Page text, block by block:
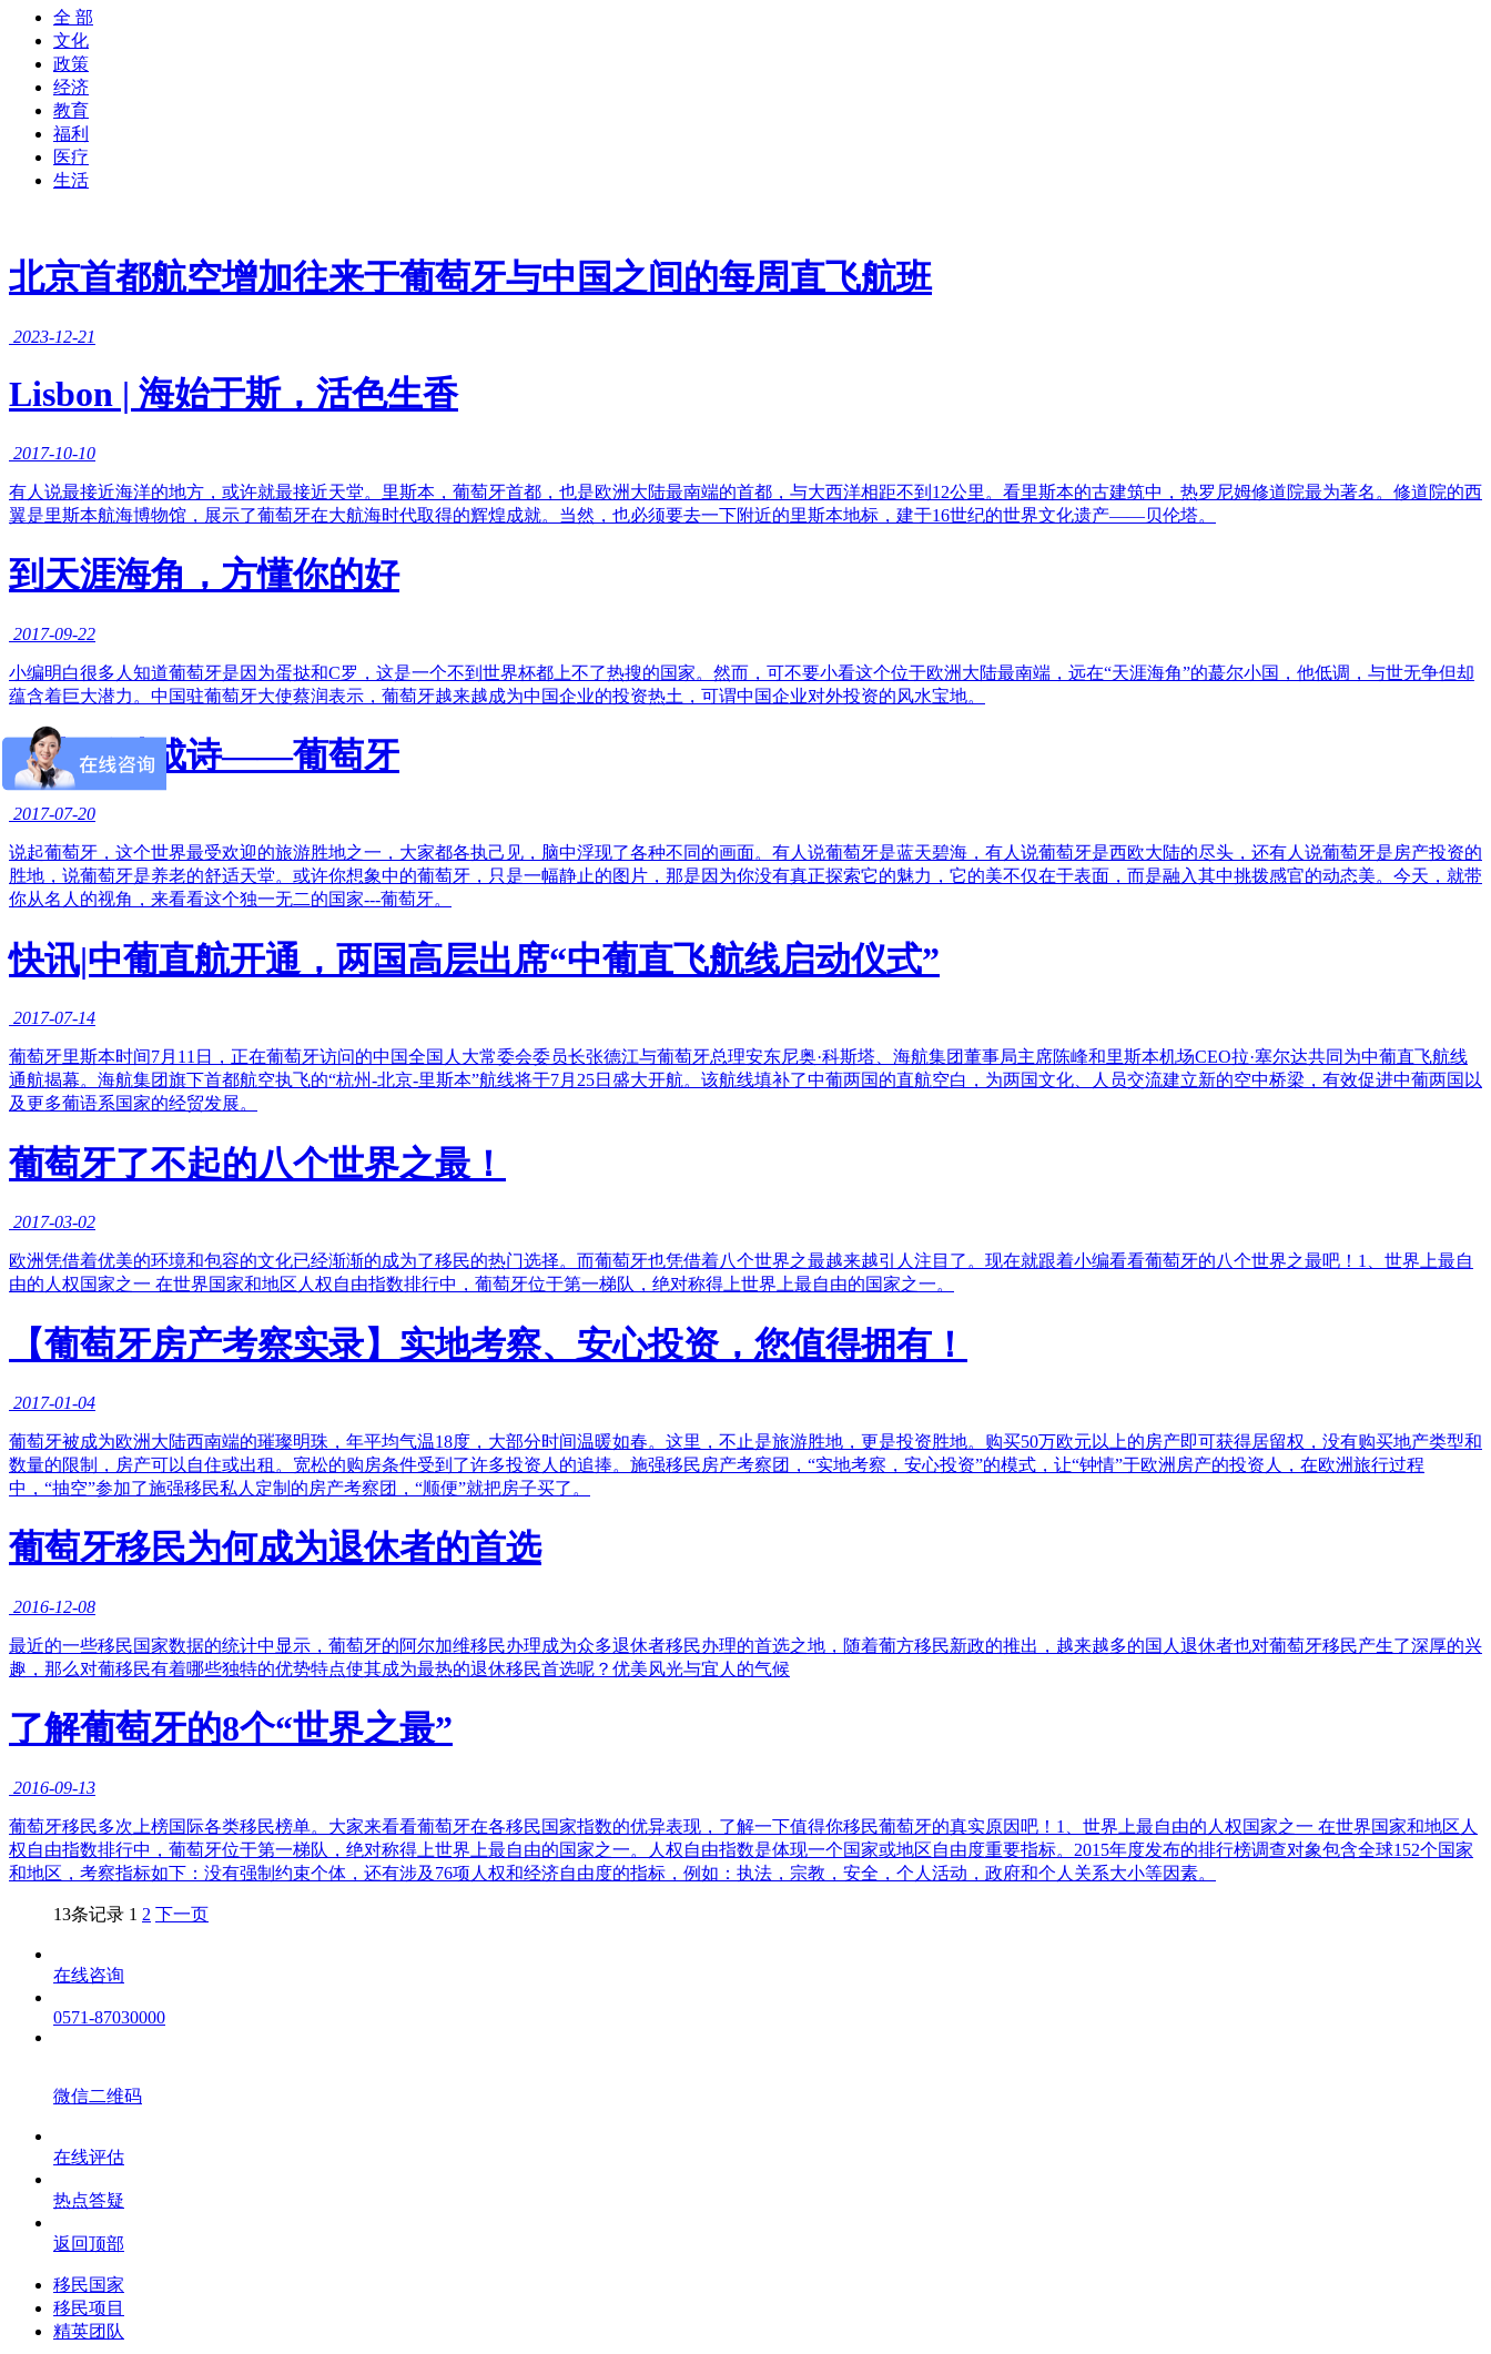
全 部
文化
政策
经济
教育
福利
医疗
生活
北京首都航空增加往来于葡萄牙与中国之间的每周直飞航班
2023-12-21
Lisbon | 海始于斯，活色生香
2017-10-10
有人说最接近海洋的地方，或许就最接近天堂。里斯本，葡萄牙首都，也是欧洲大陆最南端的首都，与大西洋相距不到12公里。看里斯本的古建筑中，热罗尼姆修道院最为著名。修道院的西
翼是里斯本航海博物馆，展示了葡萄牙在大航海时代取得的辉煌成就。当然，也必须要去一下附近的里斯本地标，建于16世纪的世界文化遗产——贝伦塔。
到天涯海角，方懂你的好
2017-09-22
小编明白很多人知道葡萄牙是因为蛋挞和C罗，这是一个不到世界杯都上不了热搜的国家。然而，可不要小看这个位于欧洲大陆最南端，远在“天涯海角”的蕞尔小国，他低调，与世无争但却
蕴含着巨大潜力。中国驻葡萄牙大使蔡润表示，葡萄牙越来越成为中国企业的投资热土，可谓中国企业对外投资的风水宝地。
把生活过成诗——葡萄牙
2017-07-20
说起葡萄牙，这个世界最受欢迎的旅游胜地之一，大家都各执己见，脑中浮现了各种不同的画面。有人说葡萄牙是蓝天碧海，有人说葡萄牙是西欧大陆的尽头，还有人说葡萄牙是房产投资的
胜地，说葡萄牙是养老的舒适天堂。或许你想象中的葡萄牙，只是一幅静止的图片，那是因为你没有真正探索它的魅力，它的美不仅在于表面，而是融入其中挑拨感官的动态美。今天，就带
你从名人的视角，来看看这个独一无二的国家---葡萄牙。
快讯|中葡直航开通，两国高层出席“中葡直飞航线启动仪式”
2017-07-14
葡萄牙里斯本时间7月11日，正在葡萄牙访问的中国全国人大常委会委员长张德江与葡萄牙总理安东尼奥·科斯塔、海航集团董事局主席陈峰和里斯本机场CEO拉·塞尔达共同为中葡直飞航线
通航揭幕。海航集团旗下首都航空执飞的“杭州-北京-里斯本”航线将于7月25日盛大开航。该航线填补了中葡两国的直航空白，为两国文化、人员交流建立新的空中桥梁，有效促进中葡两国以
及更多葡语系国家的经贸发展。
葡萄牙了不起的八个世界之最！
2017-03-02
欧洲凭借着优美的环境和包容的文化已经渐渐的成为了移民的热门选择。而葡萄牙也凭借着八个世界之最越来越引人注目了。现在就跟着小编看看葡萄牙的八个世界之最吧！1、世界上最自
由的人权国家之一 在世界国家和地区人权自由指数排行中，葡萄牙位于第一梯队，绝对称得上世界上最自由的国家之一。
【葡萄牙房产考察实录】实地考察、安心投资，您值得拥有！
2017-01-04
葡萄牙被成为欧洲大陆西南端的璀璨明珠，年平均气温18度，大部分时间温暖如春。这里，不止是旅游胜地，更是投资胜地。购买50万欧元以上的房产即可获得居留权，没有购买地产类型和
数量的限制，房产可以自住或出租。宽松的购房条件受到了许多投资人的追捧。施强移民房产考察团，“实地考察，安心投资”的模式，让“钟情”于欧洲房产的投资人，在欧洲旅行过程
中，“抽空”参加了施强移民私人定制的房产考察团，“顺便”就把房子买了。
葡萄牙移民为何成为退休者的首选
2016-12-08
最近的一些移民国家数据的统计中显示，葡萄牙的阿尔加维移民办理成为众多退休者移民办理的首选之地，随着葡方移民新政的推出，越来越多的国人退休者也对葡萄牙移民产生了深厚的兴
趣，那么对葡移民有着哪些独特的优势特点使其成为最热的退休移民首选呢？优美风光与宜人的气候
了解葡萄牙的8个“世界之最”
2016-09-13
葡萄牙移民多次上榜国际各类移民榜单。大家来看看葡萄牙在各移民国家指数的优异表现，了解一下值得你移民葡萄牙的真实原因吧！1、世界上最自由的人权国家之一 在世界国家和地区人
权自由指数排行中，葡萄牙位于第一梯队，绝对称得上世界上最自由的国家之一。人权自由指数是体现一个国家或地区自由度重要指标。2015年度发布的排行榜调查对象包含全球152个国家
和地区，考察指标如下：没有强制约束个体，还有涉及76项人权和经济自由度的指标，例如：执法，宗教，安全，个人活动，政府和个人关系大小等因素。
13条记录 1 2 下一页
在线咨询
0571-87030000
微信二维码
在线评估
热点答疑
返回顶部
移民国家
移民项目
精英团队